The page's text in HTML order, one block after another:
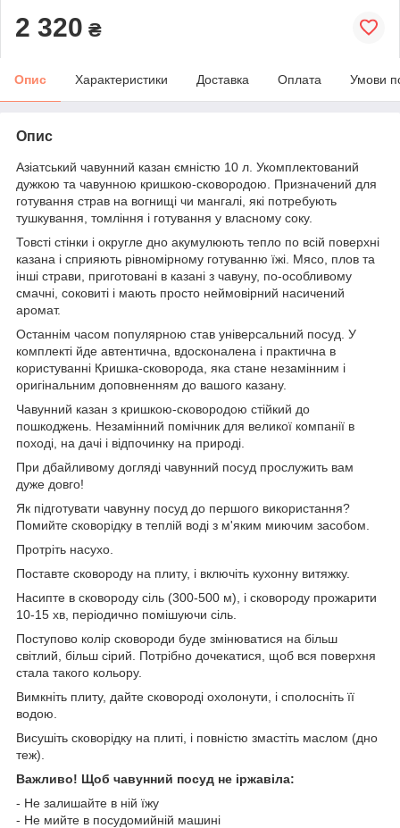
2 320 ₴
Опис Характеристики Доставка Оплата Умови
Опис
Азіатський чавунний казан ємністю 10 л. Укомплектований
дужкою та чавунною кришкою-сковородою. Призначений для
готування страв на вогнищі чи мангалі, які потребують
тушкування, томління і готування у власному соку.
Товсті стінки і округле дно акумулюють тепло по всій поверхні
казана і сприяють рівномірному готуванню їжі. Мясо, плов та
інші страви, приготовані в казані з чавуну, по-особливому
смачні, соковиті і мають просто неймовірний насичений
аромат.
Останнім часом популярною став універсальний посуд. У
комплекті йде автентична, вдосконалена і практична в
користуванні Кришка-сковорода, яка стане незамінним і
оригінальним доповненням до вашого казану.
Чавунний казан з кришкою-сковородою стійкий до
пошкоджень. Незамінний помічник для великої компанії в
поході, на дачі і відпочинку на природі.
При дбайливому догляді чавунний посуд прослужить вам
дуже довго!
Як підготувати чавунну посуд до першого використання?
Помийте сковорідку в теплій воді з м'яким миючим засобом.
Протріть насухо.
Поставте сковороду на плиту, і включіть кухонну витяжку.
Насипте в сковороду сіль (300-500 м), і сковороду прожарити
10-15 хв, періодично помішуючи сіль.
Поступово колір сковороди буде змінюватися на більш
світлий, більш сірий. Потрібно дочекатися, щоб вся поверхня
стала такого кольору.
Вимкніть плиту, дайте сковороді охолонути, і сполосніть її
водою.
Висушіть сковорідку на плиті, і повністю змастіть маслом (дно
теж).
Важливо! Щоб чавунний посуд не іржавіла:
- Не залишайте в ній їжу
- Не мийте в посудомийній машині